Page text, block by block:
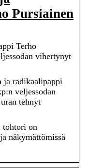
Pursiainen
Terho
vihertynyt
ja radikaalipappi
veljessodan
tehnyt
tohtori on
näkymättömissä